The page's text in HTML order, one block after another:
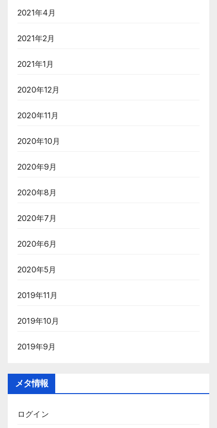
2021年4月
2021年2月
2021年1月
2020年12月
2020年11月
2020年10月
2020年9月
2020年8月
2020年7月
2020年6月
2020年5月
2019年11月
2019年10月
2019年9月
メタ情報
ログイン